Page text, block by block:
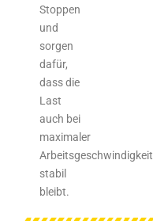
Stoppen
und
sorgen
dafür,
dass die
Last
auch bei
maximaler
Arbeitsgeschwindigkeit
stabil
bleibt.